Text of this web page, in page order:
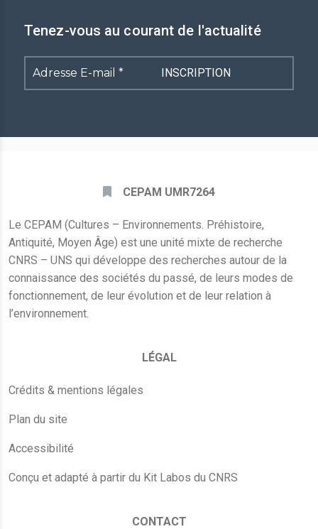
Tenez-vous au courant de l'actualité
Adresse
E-
CEPAM UMR7264
Le CEPAM (Cultures – Environnements. Préhistoire,
Antiquité, Moyen Âge) est une unité mixte de recherche
CNRS – UNS qui développe des recherches autour de la
connaissance des sociétés du passé, de leurs modes de
fonctionnement, de leur évolution et de leur relation à
l’environnement.
LÉGAL
Crédits & mentions légales
Plan du site
Accessibilité
Conçu et adapté à partir du Kit Labos du CNRS
CONTACT